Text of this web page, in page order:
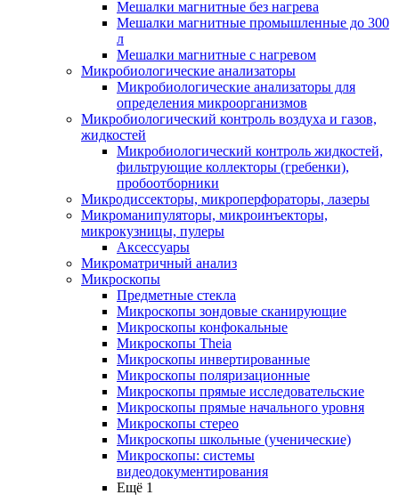
Мешалки магнитные без нагрева
Мешалки магнитные промышленные до 300
л
Мешалки магнитные с нагревом
Микробиологические анализаторы
Микробиологические анализаторы для
определения микроорганизмов
Микробиологический контроль воздуха и газов,
жидкостей
Микробиологический контроль жидкостей,
фильтрующие коллекторы (гребенки),
пробоотборники
Микродиссекторы, микроперфораторы, лазеры
Микроманипуляторы, микроинъекторы,
микрокузницы, пулеры
Аксессуары
Микроматричный анализ
Микроскопы
Предметные стекла
Микроскопы зондовые сканирующие
Микроскопы конфокальные
Микроскопы Theia
Микроскопы инвертированные
Микроскопы поляризационные
Микроскопы прямые исследовательские
Микроскопы прямые начального уровня
Микроскопы стерео
Микроскопы школьные (ученические)
Микроскопы: системы
видеодокументирования
Ещё 1